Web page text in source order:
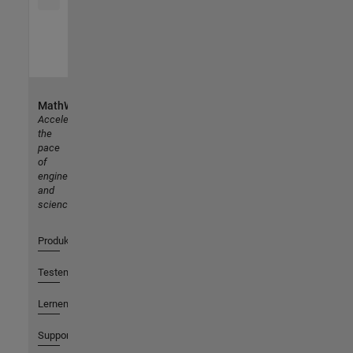
MathWorks
Accelerating
the
pace
of
engineering
and
science
Produkte
Testen oder Kaufen
Lernen
Support